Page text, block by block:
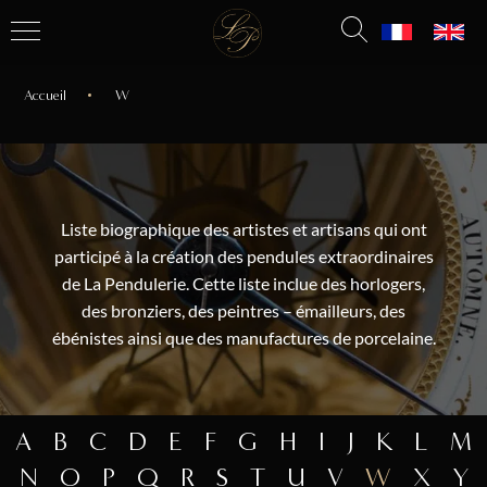
Accueil W
Liste biographique des artistes et artisans qui ont
participé à la création des pendules extraordinaires
de La Pendulerie. Cette liste inclue des horlogers,
des bronziers, des peintres – émailleurs, des
ébénistes ainsi que des manufactures de porcelaine.
A B C D E F G H I J K L
M
N
O P Q R S T U V W X Y